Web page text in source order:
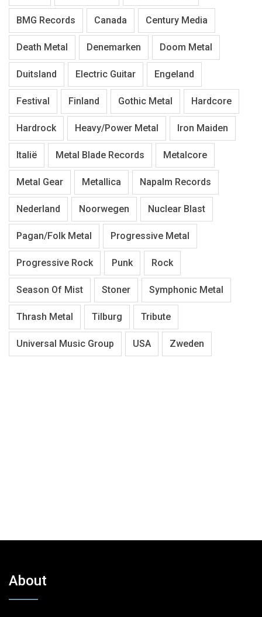
BMG Records Canada Century Media
Death Metal Denemarken Doom Metal
Duitsland Electric Guitar Engeland
Festival Finland Gothic Metal Hardcore
Hardrock Heavy/Power Metal Iron Maiden
Italië Metal Blade Records Metalcore
Metal Gear Metallica Napalm Records
Nederland Noorwegen Nuclear Blast
Pagan/Folk Metal Progressive Metal
Progressive Rock Punk Rock
Season Of Mist Stoner Symphonic Metal
Thrash Metal Tilburg Tribute
Universal Music Group USA Zweden
About